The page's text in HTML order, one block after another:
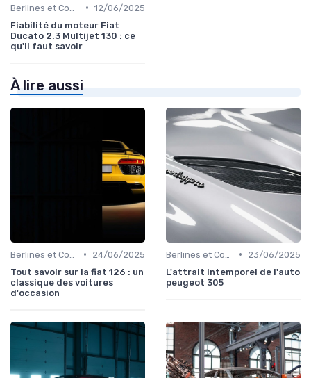
• 12/06/2025
Fiabilité du moteur Fiat
Ducato 2.3 Multijet 130 : ce
qu'il faut savoir
À lire aussi
•
24/06/2025
Tout savoir sur la fiat 126 : un
classique des voitures
d'occasion
•
23/06/2025
L'attrait intemporel de l'auto
peugeot 305